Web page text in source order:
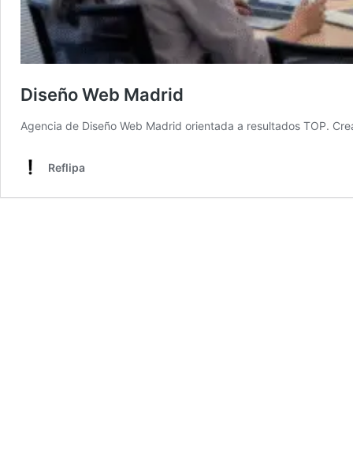
Diseño Web Madrid
Agencia de Diseño Web Madrid orientada a resultados TOP.
Reflipa